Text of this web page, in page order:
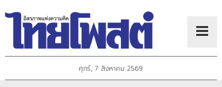
ศุกร์, 7 สิงหาคม 2569